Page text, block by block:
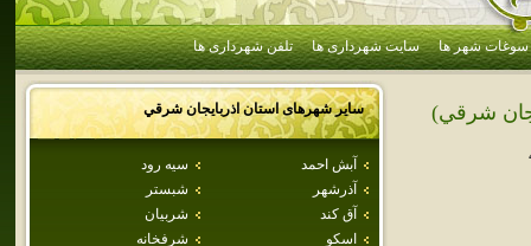
سوغات شهر ها سایت شهرداری ها تلفن شهرداری ها
سایر شهرهای استاناذربايجان شرقي
آبش احمد
سيه رود
آذرشهر
شبستر
آق كند
شربيان
اسكو
شرفخانه
شرقي)